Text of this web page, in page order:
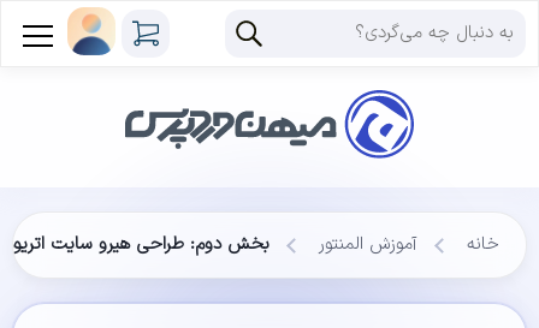
خانه آموزش المنتور بخش دوم: طراحی هیرو سایت اتریوم